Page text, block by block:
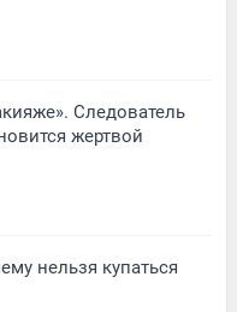
Следователь
жертвой
нельзя купаться